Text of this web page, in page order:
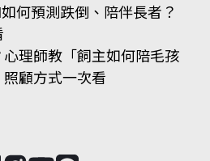
何預測跌倒、陪伴長者？
理師教「飼主如何陪毛孩
顧方式一次看